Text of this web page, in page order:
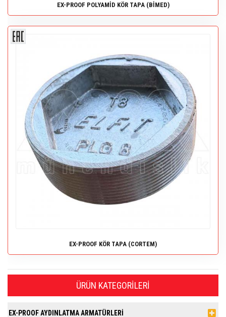
EX-PROOF POLYAMİD KÖR TAPA (BİMED)
EX-PROOF KÖR TAPA (CORTEM)
ÜRÜN KATEGORILERI
EX-PROOF AYDINLATMA ARMATÜRLERİ